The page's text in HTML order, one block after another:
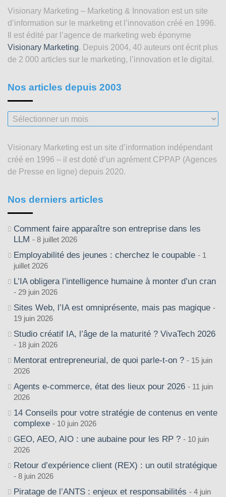
Visionary Marketing – Marketing & Innovation est un site
d’information sur le marketing et l’innovation créé en 1996.
Il est édité par l’agence de marketing web éponyme
Visionary Marketing. Depuis 2004, 40 auteurs ont écrit plus
de 2 000 articles sur le marketing, l’innovation et le digital.
Nos articles depuis 2003
Nos
articles
2003
Visionary Marketing est un site d’information indépendant
créé en 1996 – il est doté d’un agrément CPPAP (Agences
de Presse en ligne) depuis 2020.
Nos derniers articles
Comment faire apparaître son entreprise dans les
LLM
8 juillet 2026
Employabilité des jeunes : cherchez le coupable
1
juillet 2026
L’IA obligera l’intelligence humaine à monter d’un cran
29 juin 2026
Sites Web, l’IA est omniprésente, mais pas magique
19 juin 2026
Studio créatif IA, l’âge de la maturité ? VivaTech 2026
18 juin 2026
Mentorat entrepreneurial, de quoi parle-t-on ?
15 juin
2026
Agents e-commerce, état des lieux pour 2026
11 juin
2026
14 Conseils pour votre stratégie de contenus en vente
complexe
10 juin 2026
GEO, AEO, AIO : une aubaine pour les RP ?
10 juin
2026
Retour d’expérience client (REX) : un outil stratégique
8 juin 2026
Piratage de l’ANTS : enjeux et responsabilités
4 juin